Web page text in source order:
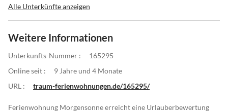
Alle Unterkünfte anzeigen
Weitere Informationen
Unterkunfts-Nummer :
165295
Online seit :
9 Jahre und 4 Monate
URL :
traum-ferienwohnungen.de/165295/
Ferienwohnung Morgensonne erreicht eine Urlauberbewertung